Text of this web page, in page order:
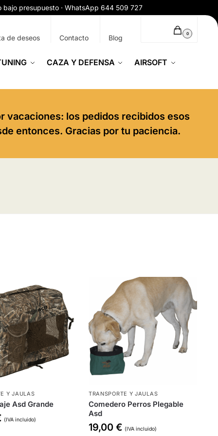
bajo presupuesto · WhatsApp 644 509 727
de deseos Contacto Blog 0
CAZA Y DEFENSA AIRSOFT
vacaciones: los pedidos recibidos esos
entonces. Gracias por tu paciencia.
Y JAULAS
Asd Grande
(IVA incluido)
TRANSPORTE Y JAULAS
Comedero Perros Plegable
Asd
19,00 € (IVA incluido)